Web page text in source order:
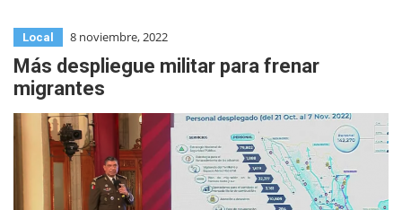
Local 8 noviembre, 2022
Más despliegue militar para frenar
migrantes